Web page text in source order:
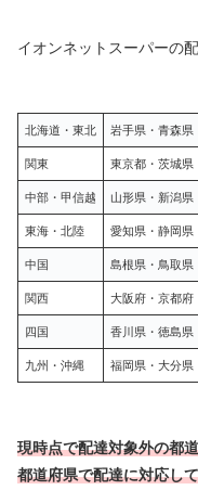
イオンネットスーパーの
北海道・東北 岩手県・青森県
関東 東京都・茨城県
中部・甲信越 山形県・新潟県
東海・北陸 愛知県・静岡県
中国 島根県・鳥取県
関西 大阪府・京都府
四国 香川県・徳島県
九州・沖縄 福岡県・大分県
現時点で配達対象外の都
都道府県で配達に対応し